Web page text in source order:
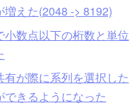
えた(2048 -> 8192)
数点以下の桁数と単位
が際に系列を選択した
きるようになった